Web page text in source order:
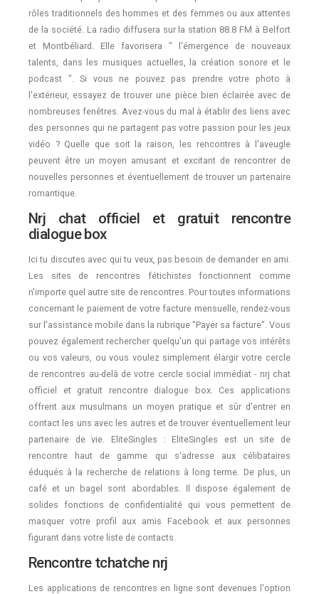
rôles traditionnels des hommes et des femmes ou aux attentes
de la société. La radio diffusera sur la station 88.8 FM à Belfort
et Montbéliard. Elle favorisera " l'émergence de nouveaux
talents, dans les musiques actuelles, la création sonore et le
podcast ". Si vous ne pouvez pas prendre votre photo à
l'extérieur, essayez de trouver une pièce bien éclairée avec de
nombreuses fenêtres. Avez-vous du mal à établir des liens avec
des personnes qui ne partagent pas votre passion pour les jeux
vidéo ? Quelle que soit la raison, les rencontres à l'aveugle
peuvent être un moyen amusant et excitant de rencontrer de
nouvelles personnes et éventuellement de trouver un partenaire
romantique.
Nrj chat officiel et gratuit rencontre
dialogue box
Ici tu discutes avec qui tu veux, pas besoin de demander en ami.
Les sites de rencontres fétichistes fonctionnent comme
n'importe quel autre site de rencontres. Pour toutes informations
concernant le paiement de votre facture mensuelle, rendez-vous
sur l'assistance mobile dans la rubrique "Payer sa facture". Vous
pouvez également rechercher quelqu'un qui partage vos intérêts
ou vos valeurs, ou vous voulez simplement élargir votre cercle
de rencontres au-delà de votre cercle social immédiat - nrj chat
officiel et gratuit rencontre dialogue box. Ces applications
offrent aux musulmans un moyen pratique et sûr d'entrer en
contact les uns avec les autres et de trouver éventuellement leur
partenaire de vie. EliteSingles : EliteSingles est un site de
rencontre haut de gamme qui s'adresse aux célibataires
éduqués à la recherche de relations à long terme. De plus, un
café et un bagel sont abordables. Il dispose également de
solides fonctions de confidentialité qui vous permettent de
masquer votre profil aux amis Facebook et aux personnes
figurant dans votre liste de contacts.
Rencontre tchatche nrj
Les applications de rencontres en ligne sont devenues l'option